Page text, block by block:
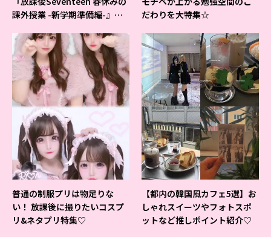
課外授業 -新学期準備編-』イ
だわりを大特集☆
普通の制服プリは物足りな
い！ 放課後に撮りたいコスプ
リ&ネタプリ特集♡
【都内の韓国風カフェ5選】お
しゃれスイーツやフォトスポ
ットなど推しポイント紹介♡